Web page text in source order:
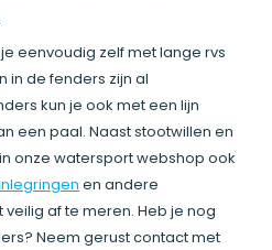
eenvoudig zelf met lange rvs
in de fenders zijn al
kun je ook met een lijn
een paal. Naast stootwillen en
onze watersport webshop ook
en andere
af te meren. Heb je nog
Neem gerust contact met